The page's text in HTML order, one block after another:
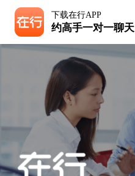
下载在行APP
约高手一对一聊天